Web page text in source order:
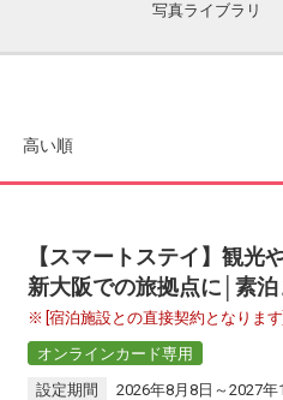
写真ライブラリ
高い順
【スマートステイ】観光
新大阪での旅拠点に│素泊
[宿泊施設との直接契約となります]
オンラインカード専用
設定期間
2026年8月8日～2027年